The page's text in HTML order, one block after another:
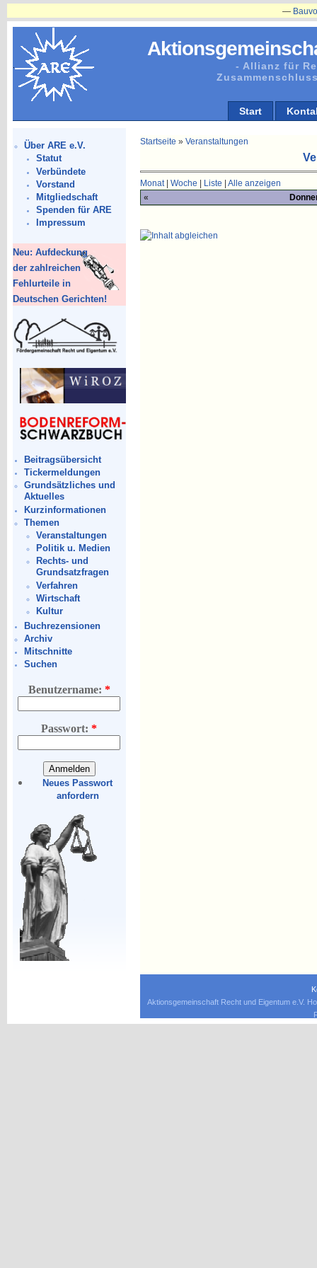
- Allianz für
Start
Über ARE e.V.
Statut
Verbündete
Vorstand
Mitgliedschaft
Spenden für ARE
Impressum
Neu: Aufdeckung
der zahlreichen
Fehlurteile in
Deutschen Gerichten!
Beitragsübersicht
Tickermeldungen
Grundsätzliches und
Aktuelles
Kurzinformationen
Themen
Veranstaltungen
Politik u. Medien
Rechts- und
Grundsatzfragen
Verfahren
Wirtschaft
Kultur
Buchrezensionen
Archiv
Mitschnitte
Suchen
Benutzername: *
Passwort:*
Neues Passwort
anfordern
Startseite » Veranstaltungen
Monat| Woche Liste
Alle anzeigen
«
Aktionsgemeinschaft Recht und Eigentum e.V.